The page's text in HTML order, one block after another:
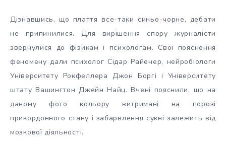
Дізнавшись, що плаття все-таки синьо-чорне, дебати
не припинилися. Для вирішення спору журналісти
звернулися до фізикам і психологам. Свої пояснення
феномену дали психолог Сідар Райенер, нейробіологи
Університету Рокфеллера Джон Боргі і Університету
штату Вашингтон Джейн Найц. Вчені пояснили, що на
даному фото кольору витримані на порозі
прикордонного стану і забарвлення сукні залежить від
мозкової діяльності.